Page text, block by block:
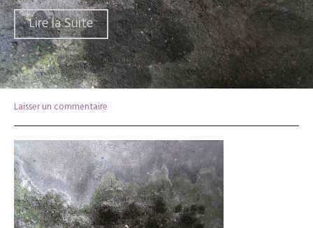
Lire la Suite
Laisser un commentaire